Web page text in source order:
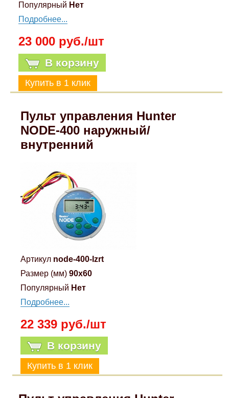
Популярный Нет
Подробнее...
23 000 руб./шт
В корзину
Пульт управления Hunter
NODE-400 наружный/
внутренний
Артикул node-400-lzrt
Размер (мм) 90x60
Популярный Нет
Подробнее...
22 339 руб./шт
В корзину